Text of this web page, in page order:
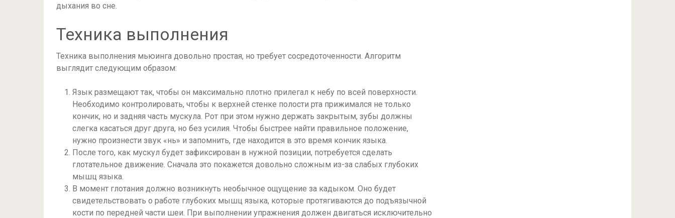
дыхания во сне.
Техника выполнения
Техника выполнения мьюинга довольно простая, но требует сосредоточенности. Алгоритм
выглядит следующим образом:
Язык размещают так, чтобы он максимально плотно прилегал к небу по всей поверхности.
Необходимо контролировать, чтобы к верхней стенке полости рта прижимался не только
кончик, но и задняя часть мускула. Рот при этом нужно держать закрытым, зубы должны
слегка касаться друг друга, но без усилия. Чтобы быстрее найти правильное положение,
нужно произнести звук «нь» и запомнить, где находится в это время кончик языка.
После того, как мускул будет зафиксирован в нужной позиции, потребуется сделать
глотательное движение. Сначала это покажется довольно сложным из-за слабых глубоких
мышц языка.
В момент глотания должно возникнуть необычное ощущение за кадыком. Оно будет
свидетельствовать о работе глубоких мышц языка, которые протягиваются до подъязычной
кости по передней части шеи. При выполнении упражнения должен двигаться исключительно